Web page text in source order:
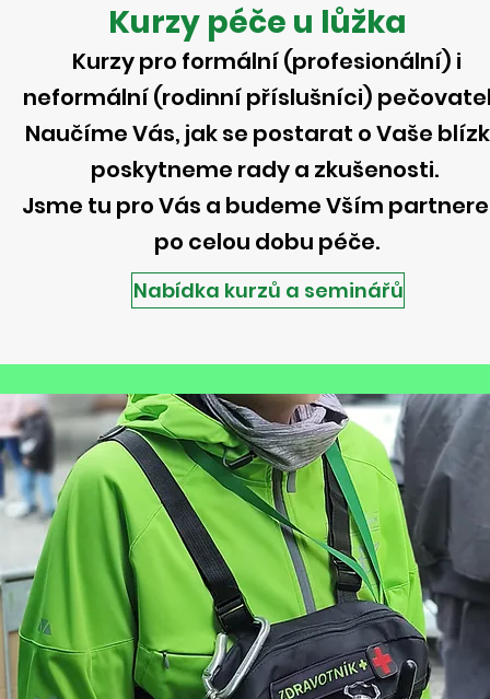
Kurzy péče u lůžka
Kurzy pro formální (profesionální) i
neformální (rodinní příslušníci)
Naučíme Vás, jak se postarat o Vaše
poskytneme rady a zkušenosti.
Jsme tu pro Vás a budeme Vším
po celou dobu péče.
Nabídka kurzů a seminářů